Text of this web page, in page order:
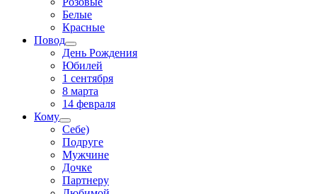
Белые
Красные
Повод
День Рождения
Юбилей
1 сентября
8 марта
14 февраля
Кому
Себе)
Подруге
Мужчине
Дочке
Партнеру